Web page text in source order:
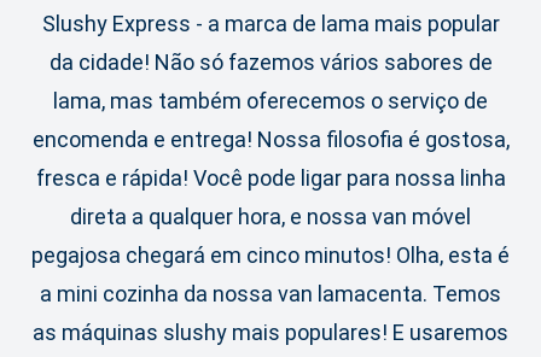
Slushy Express - a marca de lama mais popular
da cidade! Não só fazemos vários sabores de
lama, mas também oferecemos o serviço de
encomenda e entrega! Nossa filosofia é gostosa,
fresca e rápida! Você pode ligar para nossa linha
direta a qualquer hora, e nossa van móvel
pegajosa chegará em cinco minutos! Olha, esta é
a mini cozinha da nossa van lamacenta. Temos
as máquinas slushy mais populares! E usaremos